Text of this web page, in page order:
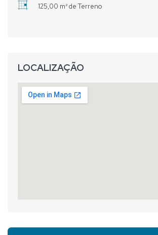
125,00 m² de Terreno
LOCALIZAÇÃO